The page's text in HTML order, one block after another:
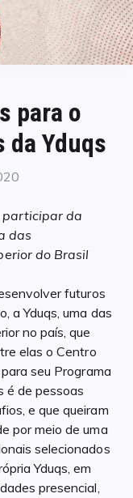
para o
da Yduqs
participar da
das
do Brasil
futuros
a Yduqs, uma das
no país, que
elas o Centro
seu Programa
é de pessoas
e que queiram
por meio de uma
selecionados
Yduqs, em
presencial,